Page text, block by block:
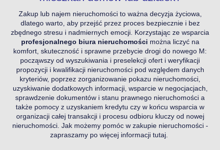
Zakup lub najem nieruchomości to ważna decyzja życiowa,
dlatego warto, aby przejść przez proces bezpiecznie i bez
zbędnego stresu i nadmiernych emocji. Korzystając ze wsparcia
profesjonalnego biura nieruchomości można liczyć na
komfort, skuteczność i sprawne przebycie drogi do nowego M:
począwszy od wyszukiwania i preselekcji ofert i weryfikacji
propozycji i kwalifikacji nieruchomości pod względem danych
kryteriów, poprzez zorganizowanie pokazu nieruchomości,
uzyskiwanie dodatkowych informacji, wsparcie w negocjacjach,
sprawdzenie dokumentów i stanu prawnego nieruchomości a
także pomocy z uzyskaniem kredytu czy w końcu wsparcia w
organizacji całej transakcji i procesu odbioru kluczy od nowej
nieruchomości. Jak możemy pomóc w zakupie nieruchomości -
zapraszamy po więcej informacji tutaj.